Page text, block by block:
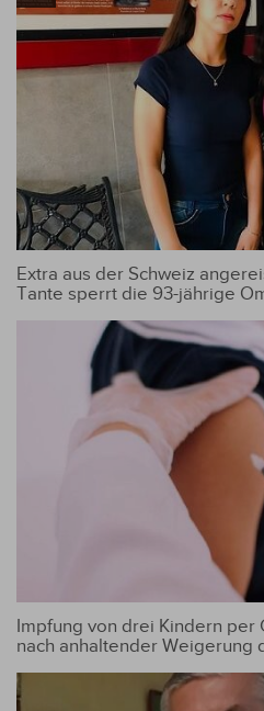
Extra aus der Schweiz
Tante sperrt die 93-jährige
Impfung von drei Kindern per
nach anhaltender Weigerung